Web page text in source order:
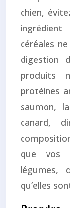
chien,
céréales
digestion
produits
protéines
saumon,
canard,
que vos
légumes,
qu’elles